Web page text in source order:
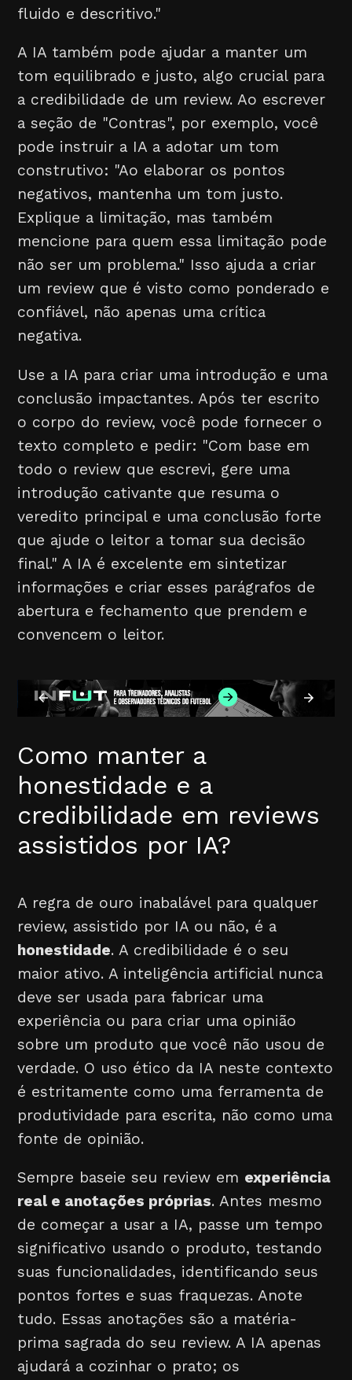
fluido e descritivo."
A IA também pode ajudar a manter um
tom equilibrado e justo, algo crucial para
a credibilidade de um review. Ao escrever
a seção de "Contras", por exemplo, você
pode instruir a IA a adotar um tom
construtivo: "Ao elaborar os pontos
negativos, mantenha um tom justo.
Explique a limitação, mas também
mencione para quem essa limitação pode
não ser um problema." Isso ajuda a criar
um review que é visto como ponderado e
confiável, não apenas uma crítica
negativa.
Use a IA para criar uma introdução e uma
conclusão impactantes. Após ter escrito
o corpo do review, você pode fornecer o
texto completo e pedir: "Com base em
todo o review que escrevi, gere uma
introdução cativante que resuma o
veredito principal e uma conclusão forte
que ajude o leitor a tomar sua decisão
final." A IA é excelente em sintetizar
informações e criar esses parágrafos de
abertura e fechamento que prendem e
convencem o leitor.
Como manter a
honestidade e a
credibilidade em reviews
assistidos por IA?
A regra de ouro inabalável para qualquer
review, assistido por IA ou não, é a
honestidade. A credibilidade é o seu
maior ativo. A inteligência artificial nunca
deve ser usada para fabricar uma
experiência ou para criar uma opinião
sobre um produto que você não usou de
verdade. O uso ético da IA neste contexto
é estritamente como uma ferramenta de
produtividade para escrita, não como uma
fonte de opinião.
Sempre baseie seu review em experiência
real e anotações próprias. Antes mesmo
de começar a usar a IA, passe um tempo
significativo usando o produto, testando
suas funcionalidades, identificando seus
pontos fortes e suas fraquezas. Anote
tudo. Essas anotações são a matéria-
prima sagrada do seu review. A IA apenas
ajudará a cozinhar o prato; os